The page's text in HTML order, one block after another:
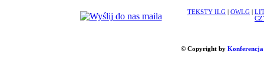
TEKSTY ILG OWLG
© Copyright by Konferencja